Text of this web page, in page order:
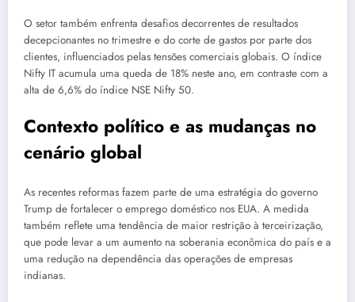
O setor também enfrenta desafios decorrentes de resultados
decepcionantes no trimestre e do corte de gastos por parte dos
clientes, influenciados pelas tensões comerciais globais. O índice
Nifty IT acumula uma queda de 18% neste ano, em contraste com a
alta de 6,6% do índice NSE Nifty 50.
Contexto político e as mudanças no
cenário global
As recentes reformas fazem parte de uma estratégia do governo
Trump de fortalecer o emprego doméstico nos EUA. A medida
também reflete uma tendência de maior restrição à terceirização,
que pode levar a um aumento na soberania econômica do país e a
uma redução na dependência das operações de empresas
indianas.